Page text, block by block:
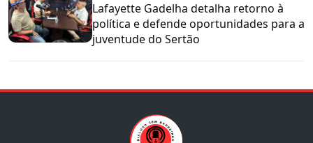
Lafayette Gadelha detalha retorno à
política e defende oportunidades para a
juventude do Sertão